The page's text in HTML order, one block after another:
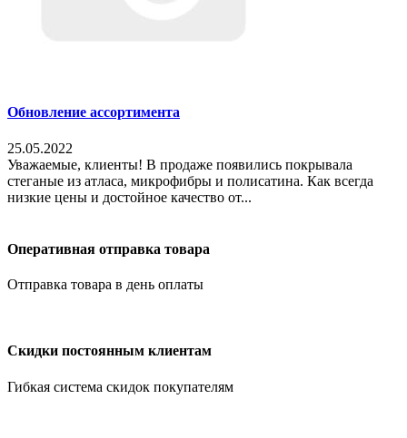
Обновление ассортимента
25.05.2022
Уважаемые, клиенты! В продаже появились покрывала
стеганые из атласа, микрофибры и полисатина. Как всегда
низкие цены и достойное качество от...
Оперативная отправка товара
Отправка товара в день оплаты
Скидки постоянным клиентам
Гибкая система скидок покупателям